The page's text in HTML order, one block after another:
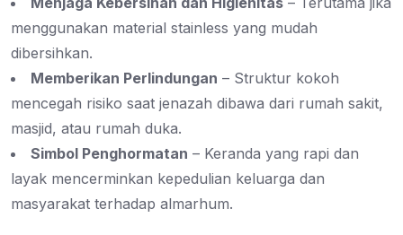
menggunakan material stainless yang mudah
dibersihkan.
Memberikan Perlindungan – Struktur kokoh
mencegah risiko saat jenazah dibawa dari rumah sakit,
masjid, atau rumah duka.
Simbol Penghormatan – Keranda yang rapi dan
layak mencerminkan kepedulian keluarga dan
masyarakat terhadap almarhum.